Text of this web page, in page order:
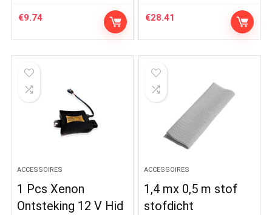
€9.74 €28.41
ACCESSOIRES
1 Pcs Xenon
Ontsteking 12 V Hid
ACCESSOIRES
1,4 mx 0,5 m stof
stofdicht